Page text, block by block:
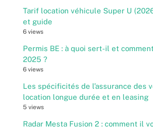
Tarif location véhicule Super U
et guide
6 views
Permis BE : à quoi sert-il et
2025 ?
6 views
Les spécificités de l’assurance des
location longue durée et en leasing
5 views
Radar Mesta Fusion 2 : comment il